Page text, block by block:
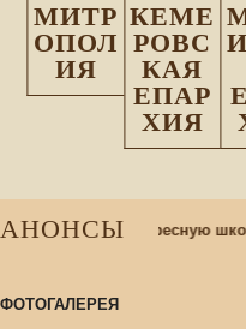
МИТР
ОПОЛ
ИЯ
КЕМЕ
РОВС
КАЯ
ЕПАР
ХИЯ
АНОНСЫ
учащихся в воскресную
ФОТОГАЛЕРЕЯ